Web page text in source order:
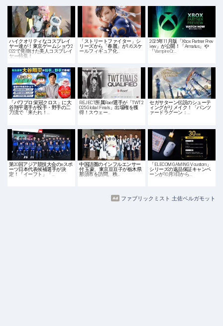
ハイクオリティなコスプレイ
ヤー達が！東京ゲームショウ2
022で見掛けた美人コスプレイ
ヤー特集！
「ストリートファイター」シ
リーズから「春麗」が1/6スケ
ールフィギュア化…
2025年11月版「Xbox Partner Prev
iew」が公開！「Armatus」や
「Vampire Cr…
「パワプロ 栄冠クロス」に大
谷翔平選手が投手・野手の二
刀流で「来たれ！…
REJECT所属Raef選手が「TWT 2
025 Global Finals」出場権を獲
得！スウェー…
セガサターン伝説のシューテ
ィングがリメイク！「パンツ
ァードラグーン：…
第20回アジア競技大会のeスポ
ーツ日本代表候補選手が決
定！「イーフト」「…
中国語圏のインフルエンサー
付 玉蒙、東京豆豆子が栃木県
那須市を訪問、秩…
「ELECOM GAMING V custom」
シリーズの返品保証キャンペ
ーンが10月3日から…
ファブリックミスト 土佐ベルガモット